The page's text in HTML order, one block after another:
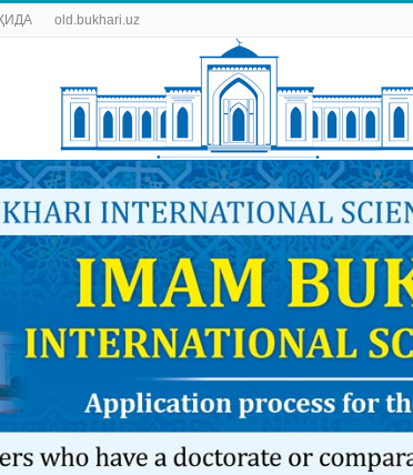
old.bukhari.uz